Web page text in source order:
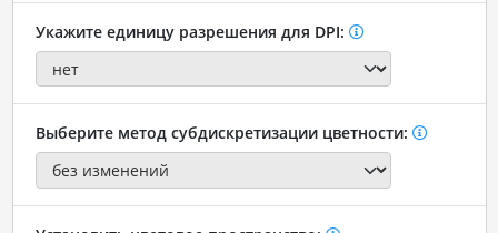
Укажите единицу разрешения для DPI:
Выберите метод субдискретизации цветности: